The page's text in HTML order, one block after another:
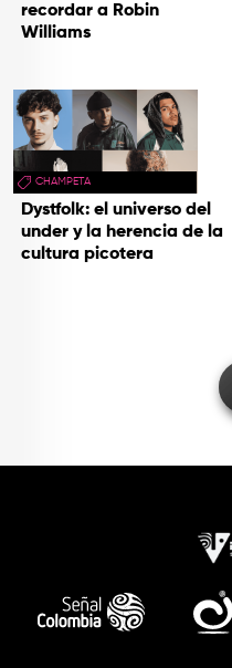
recordar a Robin
Williams
CHAMPETA
Dystfolk: el universo del
under y la herencia de la
cultura picotera